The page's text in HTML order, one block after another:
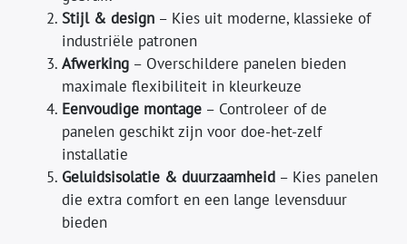
Stijl & design – Kies uit moderne, klassieke of
industriële patronen
Afwerking – Overschildere panelen bieden
maximale flexibiliteit in kleurkeuze
Eenvoudige montage – Controleer of de
panelen geschikt zijn voor doe-het-zelf
installatie
Geluidsisolatie & duurzaamheid – Kies panelen
die extra comfort en een lange levensduur
bieden